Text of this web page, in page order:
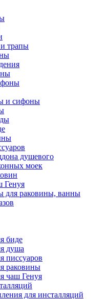
трапы
и сифоны
душевого
моек
Генуя
для раковины, ванны
биде
душа
писсуаров
раковины
чаш Генуя
для инсталляций